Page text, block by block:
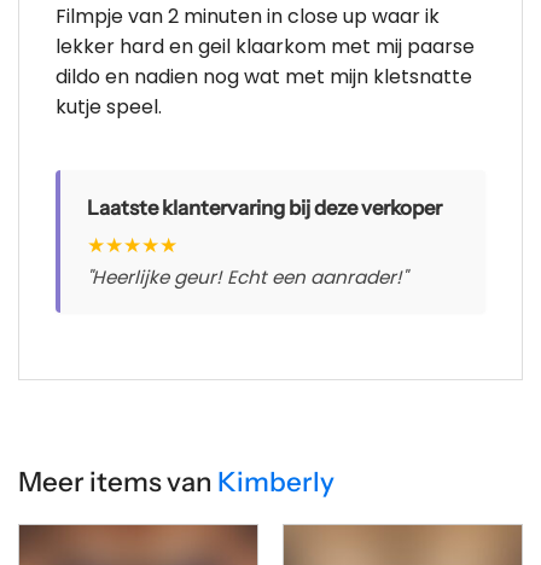
Filmpje van 2 minuten in close up waar ik
lekker hard en geil klaarkom met mij paarse
dildo en nadien nog wat met mijn kletsnatte
kutje speel.
Laatste klantervaring bij deze verkoper
★★★★★
"Heerlijke geur! Echt een aanrader!"
Meer items van Kimberly